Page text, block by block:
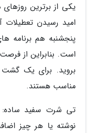
یکی از برترین
امید رسیدن
پنجشنبه هم برنامه
است. بنابراین از
بروید. برای یک گشت
مناسب هستند.
تی شرت سفید
نوشته یا هر چیز